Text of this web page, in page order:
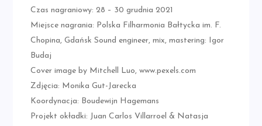
Czas nagraniowy: 28 – 30 grudnia 2021
Miejsce nagrania: Polska Filharmonia Bałtycka im. F.
Chopina, Gdańsk Sound engineer, mix, mastering: Igor
Budaj
Cover image by Mitchell Luo, www.pexels.com
Zdjęcia: Monika Gut-Jarecka
Koordynacja: Boudewijn Hagemans
Projekt okładki: Juan Carlos Villarroel & Natasja